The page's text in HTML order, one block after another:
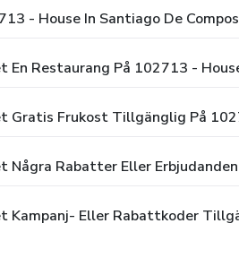
Har 102713 - House In Santiago De
Finns Det